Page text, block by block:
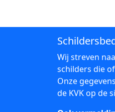
Wij streven
schilders die
Onze
de KVK op de